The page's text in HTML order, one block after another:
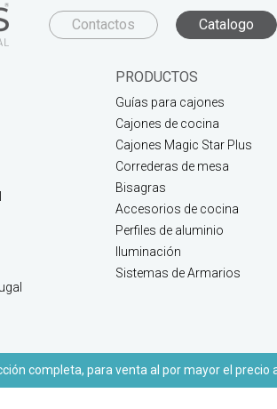
Contactos Catalogo
PRODUCTOS
Guías para cajones
Cajones de cocina
Cajones Magic Star Plus
Correderas de mesa
Bisagras
Accesorios de cocina
Perfiles de aluminio
Iluminación
Sistemas de Armarios
completa, para venta al por mayor el precio